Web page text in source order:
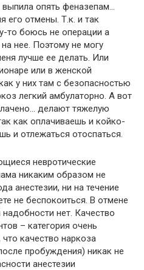
опять феназепам…
его отмены. Т.к. и так
то боюсь не операции а
нее. Поэтому не могу
лучше ее делать. Или
или в женской
у них там с безопасностью
легкий амбулаторно. А вот
делают тяжелую
как оплачиваешь и койко-
и отлежаться отоспаться.
невротические
никаким образом не
анестезии, ни на течение
не беспокоиться. В отмене
нет. Качество
– категория очень
качество наркоза
пробуждения) никак не
анестезии